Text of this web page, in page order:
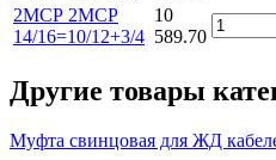
2МСР 2МСР
14/16=10/12+3/4
10
589.70
Другие товары
Муфта свинцовая для ЖД